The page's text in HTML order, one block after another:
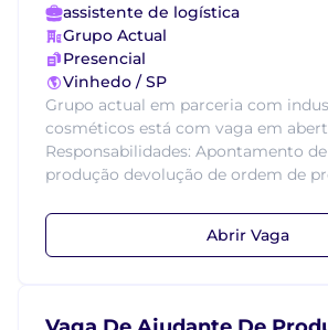
assistente de logística
Grupo Actual
Presencial
Vinhedo / SP
Grupo actual em parceria com
cosméticos está com vaga em
Responsabilidades: Apontamento
produção devolução de ordem de
Abrir Vaga